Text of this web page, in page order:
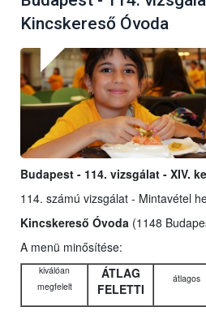
Kincskereső Óvoda
Budapest - 114. vizsgálat - XIV.
114. számú vizsgálat - Mintavétel
Kincskereső Óvoda (1148
A menü minősítése:
kiválóan
megfelelt
ÁTLAG
FELETTI
átlagos